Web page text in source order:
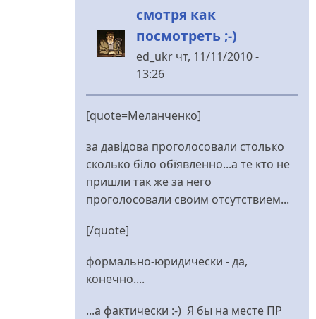
смотря как
посмотреть ;-)
ed_ukr чт, 11/11/2010 -
13:26
У
відповідь
за
давідова
проголосовали
від
[quote=Меланченко]
за давідова проголосовали столько
сколько біло обїявленно...а те кто не
пришли так же за него
проголосовали своим отсутствием...
[/quote]
формально-юридически - да,
конечно....
...а фактически :-) Я бы на месте ПР